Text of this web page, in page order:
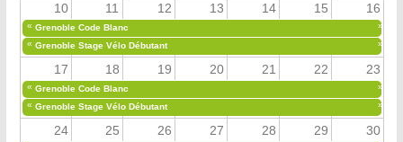
10 11 12 13 14 15 16
« Grenoble Code Blanc
»
« Grenoble Stage Vélo Débutant »
17 18 19 20 21 22 23
« Grenoble Code Blanc
»
« Grenoble Stage Vélo Débutant »
24 25 26 27 28 29 30